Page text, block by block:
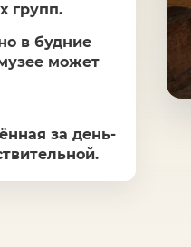
групп.
в будние
может
за день-